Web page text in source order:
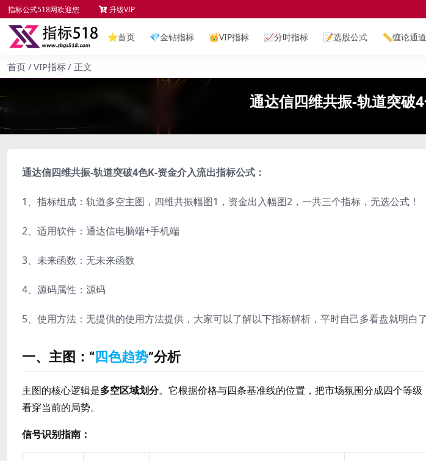
指标公式518网欢迎您 升级VIP
⭐首页 💎金钻指标 👑VIP指标 📈分时指标 📝选股公式 📏缠论通道
首页 VIP指标 正文
通达信四维共振-轨道突破
通达信四维共振-轨道突破4色K-资金介入流出指标公式：
1、指标组成：轨道多空主图，四维共振幅图1，资金出入幅图2，一共三个指标，无选公式！
2、适用软件：通达信电脑端+手机端
3、未来函数：无未来函数
4、源码属性：源码
5、使用方法：无提供的使用方法提供，大家可以了解以下指标解析，平时自己多看盘就明白了
一、主图：“四色趋势”分析
主图的核心逻辑是多空区域划分。它根据价格与四条基准线的位置，把市场氛围分成四个等
看穿当前的局势。
信号识别指南：